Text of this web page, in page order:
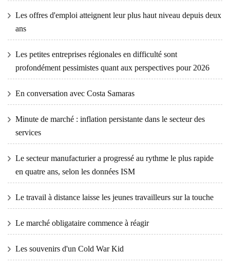
Les offres d'emploi atteignent leur plus haut niveau depuis deux
ans
Les petites entreprises régionales en difficulté sont
profondément pessimistes quant aux perspectives pour 2026
En conversation avec Costa Samaras
Minute de marché : inflation persistante dans le secteur des
services
Le secteur manufacturier a progressé au rythme le plus rapide
en quatre ans, selon les données ISM
Le travail à distance laisse les jeunes travailleurs sur la touche
Le marché obligataire commence à réagir
Les souvenirs d'un Cold War Kid